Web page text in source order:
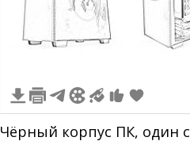
Чёрный корпус ПК, один с